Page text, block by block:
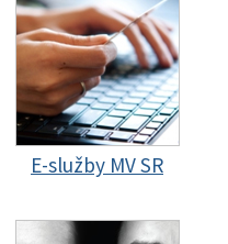
E-služby MV SR